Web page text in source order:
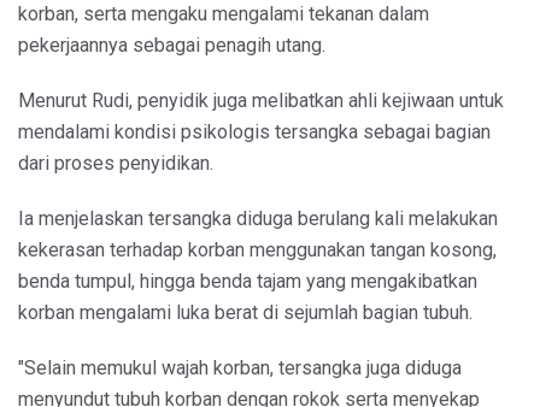
korban, serta mengaku mengalami tekanan dalam
pekerjaannya sebagai penagih utang.
Menurut Rudi, penyidik juga melibatkan ahli kejiwaan untuk
mendalami kondisi psikologis tersangka sebagai bagian
dari proses penyidikan.
Ia menjelaskan tersangka diduga berulang kali melakukan
kekerasan terhadap korban menggunakan tangan kosong,
benda tumpul, hingga benda tajam yang mengakibatkan
korban mengalami luka berat di sejumlah bagian tubuh.
"Selain memukul wajah korban, tersangka juga diduga
menyundut tubuh korban dengan rokok serta menyekap